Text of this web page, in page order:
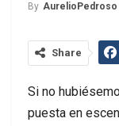
By AurelioPedroso
Share
Si no
puesta en